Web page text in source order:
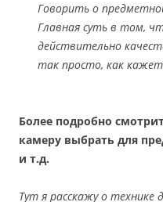
Говорить о
Главная суть в том,
действительно
так просто, как
Более подробно
камеру выбрать для
и т.д.
Тут я расскажу о технике